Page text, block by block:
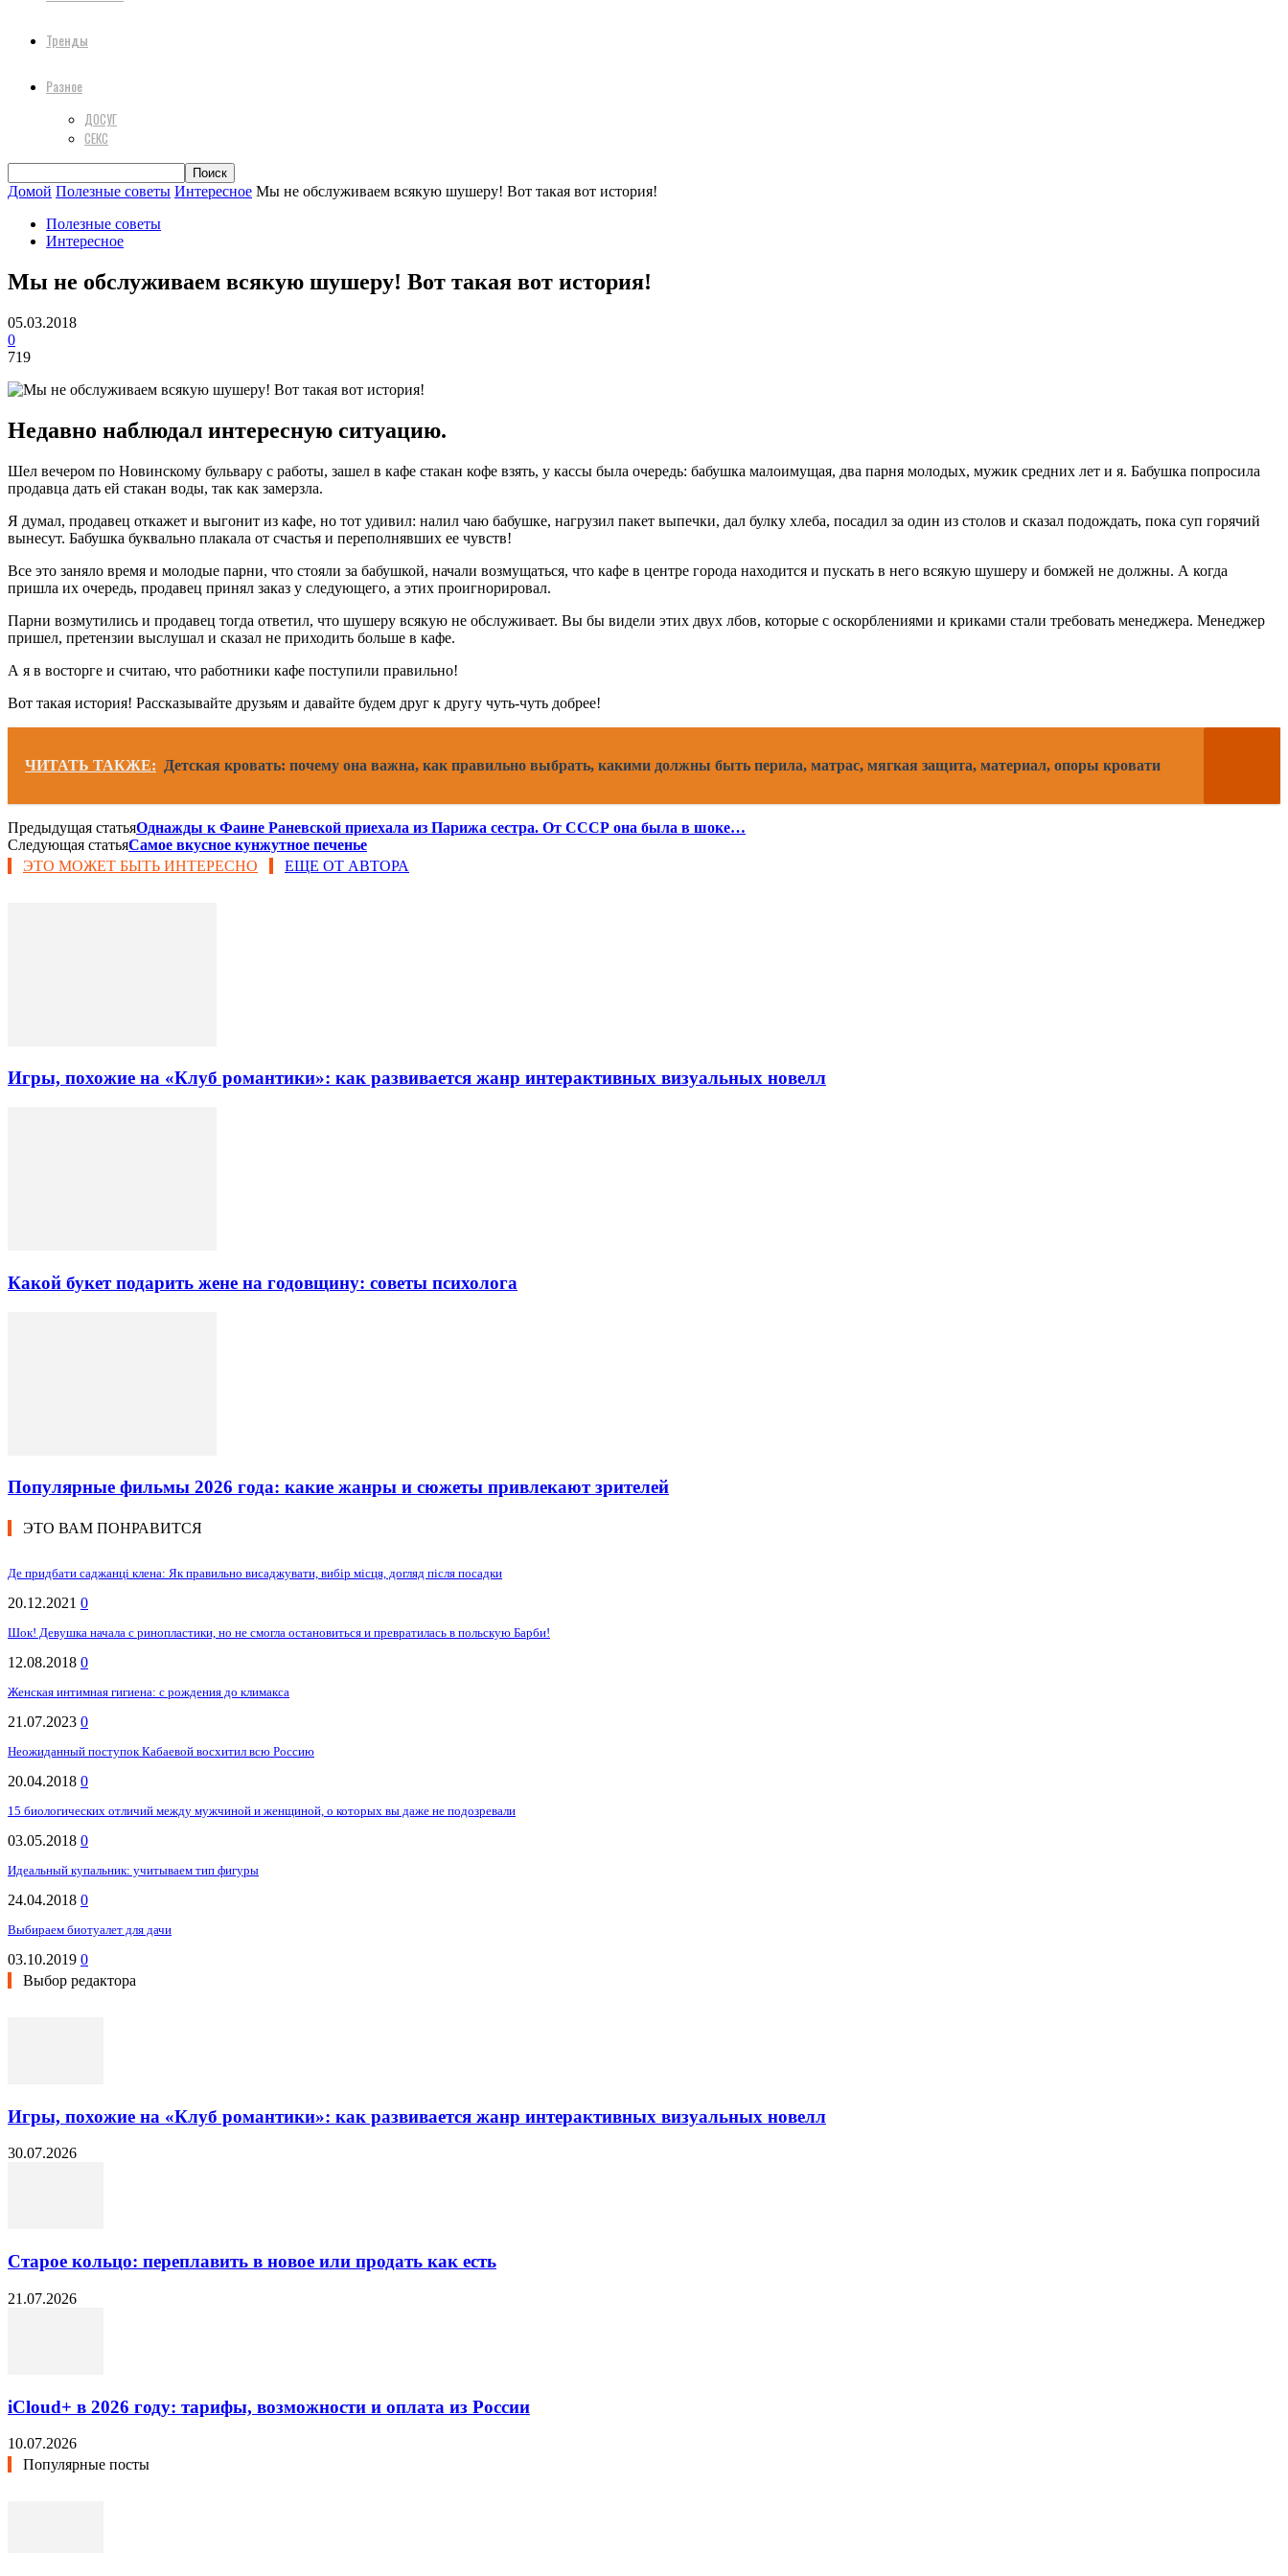
Тренды
Разное
ДОСУГ
СЕКС
Домой Полезные советы Интересное Мы не обслуживаем всякую шушеру! Вот такая вот история!
Полезные советы
Интересное
Мы не обслуживаем всякую шушеру! Вот такая вот история!
05.03.2018
0
719
Недавно наблюдал интересную ситуацию.
Шел вечером по Новинскому бульвару с работы, зашел в кафе стакан кофе взять, у кассы была очередь: бабушка малоимущая, два парня молодых, мужик средних лет и я. Бабушка попросила
продавца дать ей стакан воды, так как замерзла.
Я думал, продавец откажет и выгонит из кафе, но тот удивил: налил чаю бабушке, нагрузил пакет выпечки, дал булку хлеба, посадил за один из столов и сказал подождать, пока суп горячий
вынесут. Бабушка буквально плакала от счастья и переполнявших ее чувств!
Все это заняло время и молодые парни, что стояли за бабушкой, начали возмущаться, что кафе в центре города находится и пускать в него всякую шушеру и бомжей не должны. А когда
пришла их очередь, продавец принял заказ у следующего, а этих проигнорировал.
Парни возмутились и продавец тогда ответил, что шушеру всякую не обслуживает. Вы бы видели этих двух лбов, которые с оскорблениями и криками стали требовать менеджера. Менеджер
пришел, претензии выслушал и сказал не приходить больше в кафе.
А я в восторге и считаю, что работники кафе поступили правильно!
Вот такая история! Рассказывайте друзьям и давайте будем друг к другу чуть-чуть добрее!
ЧИТАТЬ ТАКЖЕ: Детская кровать: почему она важна, как правильно выбрать, какими должны быть перила, матрас, мягкая защита, материал, опоры кровати
Предыдущая статьяОднажды к Фаине Раневской приехала из Парижа сестра. От СССР она была в шоке…
Следующая статьяСамое вкусное кунжутное печенье
ЭТО МОЖЕТ БЫТЬ ИНТЕРЕСНО
ЕЩЕ ОТ АВТОРА
Игры, похожие на «Клуб романтики»: как развивается жанр интерактивных визуальных новелл
Какой букет подарить жене на годовщину: советы психолога
Популярные фильмы 2026 года: какие жанры и сюжеты привлекают зрителей
ЭТО ВАМ ПОНРАВИТСЯ
Де придбати саджанці клена: Як правильно висаджувати, вибір місця, догляд після посадки
20.12.2021 0
Шок! Девушка начала с ринопластики, но не смогла остановиться и превратилась в польскую Барби!
12.08.2018 0
Женская интимная гигиена: с рождения до климакса
21.07.2023 0
Неожиданный поступок Кабаевой восхитил всю Россию
20.04.2018 0
15 биологических отличий между мужчиной и женщиной, о которых вы даже не подозревали
03.05.2018 0
Идеальный купальник: учитываем тип фигуры
24.04.2018 0
Выбираем биотуалет для дачи
03.10.2019 0
Выбор редактора
Игры, похожие на «Клуб романтики»: как развивается жанр интерактивных визуальных новелл
30.07.2026
Старое кольцо: переплавить в новое или продать как есть
21.07.2026
iCloud+ в 2026 году: тарифы, возможности и оплата из России
10.07.2026
Популярные посты